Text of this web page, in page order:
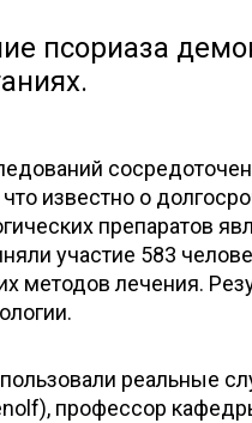
псориаза
известно о
препаратов
участие 583
методов лечения.
реальные
профессор